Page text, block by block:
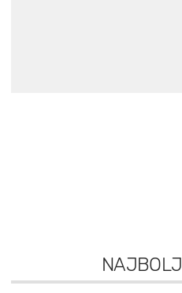
NAJBOLJ